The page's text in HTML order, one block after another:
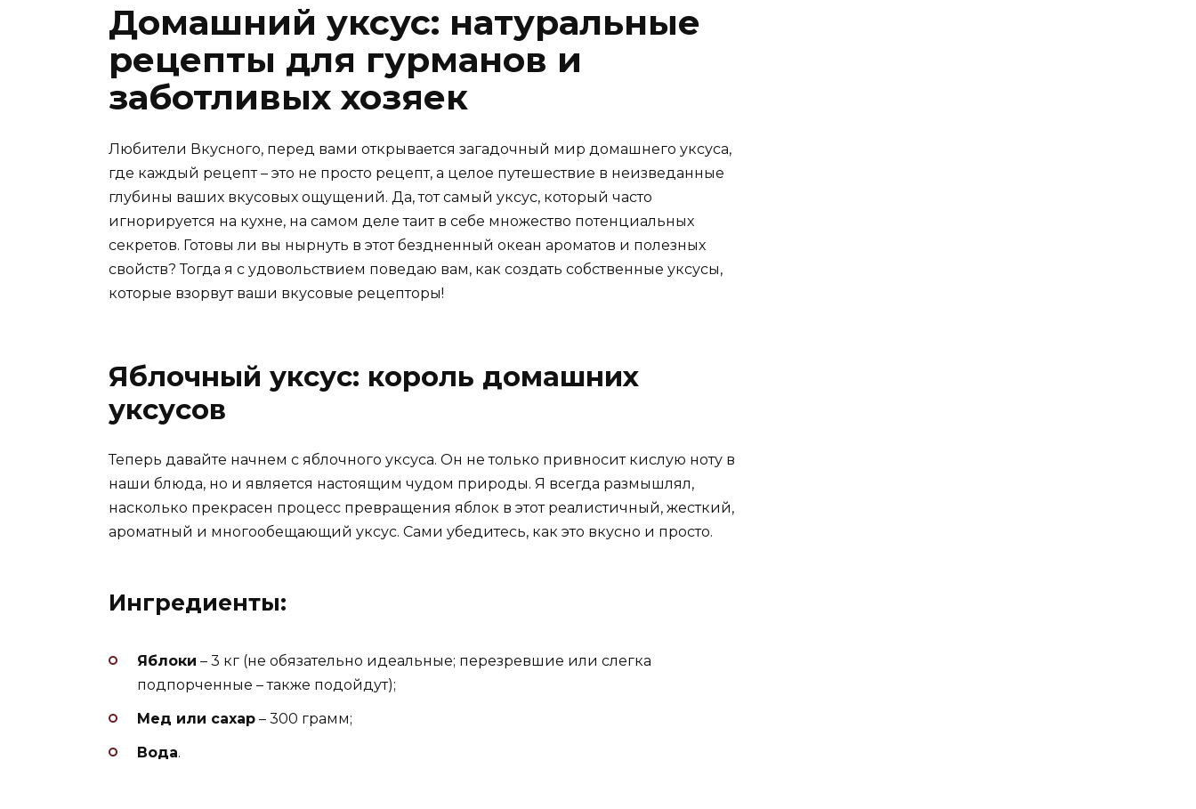
Домашний уксус: натуральные
рецепты для гурманов и
заботливых хозяек
Любители Вкусного, перед вами открывается загадочный мир домашнего уксуса,
где каждый рецепт – это не просто рецепт, а целое путешествие в неизведанные
глубины ваших вкусовых ощущений. Да, тот самый уксус, который часто
игнорируется на кухне, на самом деле таит в себе множество потенциальных
секретов. Готовы ли вы нырнуть в этот бездненный океан ароматов и полезных
свойств? Тогда я с удовольствием поведаю вам, как создать собственные уксусы,
которые взорвут ваши вкусовые рецепторы!
Яблочный уксус: король домашних
уксусов
Теперь давайте начнем с яблочного уксуса. Он не только привносит кислую ноту в
наши блюда, но и является настоящим чудом природы. Я всегда размышлял,
насколько прекрасен процесс превращения яблок в этот реалистичный, жесткий,
ароматный и многообещающий уксус. Сами убедитесь, как это вкусно и просто.
Ингредиенты:
Яблоки – 3 кг (не обязательно идеальные; перезревшие или слегка
подпорченные – также подойдут);
Мед или сахар – 300 грамм;
Вода.